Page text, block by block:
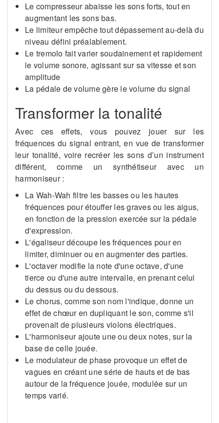
Le compresseur abaisse les sons forts, tout en
augmentant les sons bas.
Le limiteur empêche tout dépassement au-delà du
niveau défini préalablement.
Le tremolo fait varier soudainement et rapidement
le volume sonore, agissant sur sa vitesse et son
amplitude
La pédale de volume gère le volume du signal
Transformer la tonalité
Avec ces effets, vous pouvez jouer sur les
fréquences du signal entrant, en vue de transformer
leur tonalité, voire recréer les sons d’un instrument
différent, comme un synthétiseur avec un
harmoniseur :
La Wah-Wah filtre les basses ou les hautes
fréquences pour étouffer les graves ou les aigus,
en fonction de la pression exercée sur la pédale
d'expression.
L'égaliseur découpe les fréquences pour en
limiter, diminuer ou en augmenter des parties.
L'octaver modifie la note d'une octave, d'une
tierce ou d'une autre intervalle, en prenant celui
du dessus ou du dessous.
Le chorus, comme son nom l'indique, donne un
effet de chœur en dupliquant le son, comme s'il
provenait de plusieurs violons électriques.
L'harmoniseur ajoute une ou deux notes, sur la
base de celle jouée.
Le modulateur de phase provoque un effet de
vagues en créant une série de hauts et de bas
autour de la fréquence jouée, modulée sur un
temps varié.